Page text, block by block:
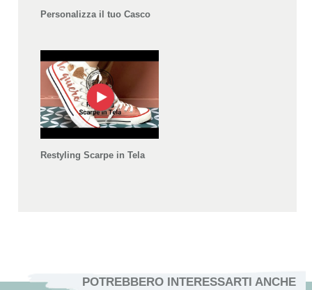
Personalizza il tuo Casco
Restyling Scarpe in Tela
POTREBBERO INTERESSARTI ANCHE